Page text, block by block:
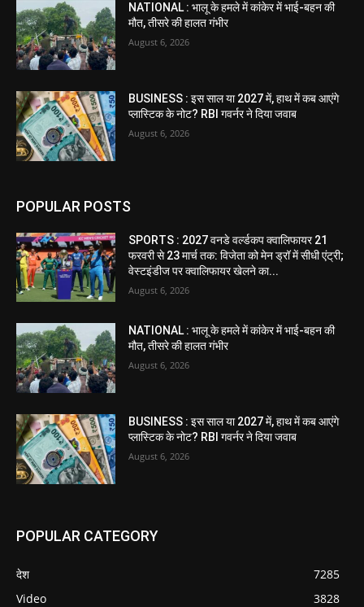
NATIONAL : भालू के हमले में कांकेर में भाई-बहन की
मौत, तीसरे की हालत गंभीर
August 6, 2026
BUSINESS : इस साल या 2027 में, हाथ में कब आएंगे
प्लास्टिक के नोट? RBI गवर्नर ने दिया जवाब
August 6, 2026
POPULAR POSTS
SPORTS : 2027 वनडे वर्ल्डकप क्वालिफायर 21
फरवरी से 23 मार्च तक: विजेता को मेन ड्रॉ में सीधी एंट्री;
वेस्टइंडीज पर क्वालिफायर खेलने का...
August 6, 2026
NATIONAL : भालू के हमले में कांकेर में भाई-बहन की
मौत, तीसरे की हालत गंभीर
August 6, 2026
BUSINESS : इस साल या 2027 में, हाथ में कब आएंगे
प्लास्टिक के नोट? RBI गवर्नर ने दिया जवाब
August 6, 2026
POPULAR CATEGORY
देश
7285
Video
3828